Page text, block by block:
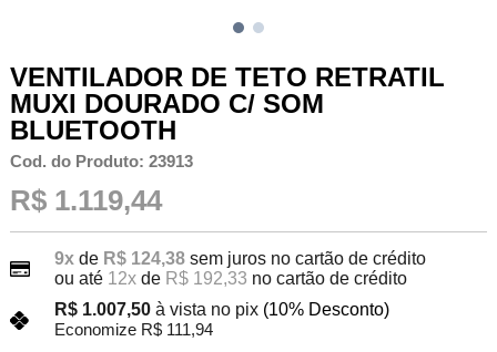
VENTILADOR DE TETO RETRATIL
MUXI DOURADO C/ SOM
BLUETOOTH
Cod. do Produto: 23913
R$ 1.119,44
9xde R$ 124,38 sem juros no cartão de crédito
ou até 12xde R$ 192,33 no cartão de crédito
R$ 1.007,50 à vista no pix (10% Desconto)
Economize R$ 111,94